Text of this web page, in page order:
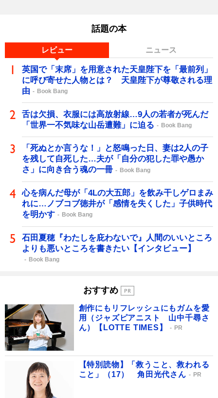
話題の本
レビュー ニュース
英国で「末席」を用意された天皇陛下を「最前列」
に呼び寄せた人物とは？ 天皇陛下が尊敬される理
由
Book Bang
舌は欠損、衣服には高放射線…9人の若者が死んだ
「世界一不気味な山岳遭難」に迫る
Book Bang
「死ぬとか言うな！」と怒鳴った日、妻は2人の子
を残して自死した…夫が「自分の犯した罪や愚か
さ」に向き合う魂の一冊
Book Bang
心を病んだ母が「4Lの大五郎」を飲み干しゲロまみ
れに…ノブコブ徳井が「感情を失くした」子供時代
を明かす
Book Bang
石田夏穂『わたしを庇わないで』人間のいいところ
よりも悪いところを書きたい【インタビュー】
Book Bang
おすすめ
創作にもリフレッシュにもガムを愛
用（ジャズピアニスト 山中千尋さ
ん）【LOTTE TIMES】
PR
【特別読物】「救うこと、救われる
こと」（17） 角田光代さん
PR